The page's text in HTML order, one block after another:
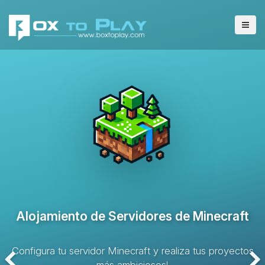
Solución de alojamiento con recursos dedicados y